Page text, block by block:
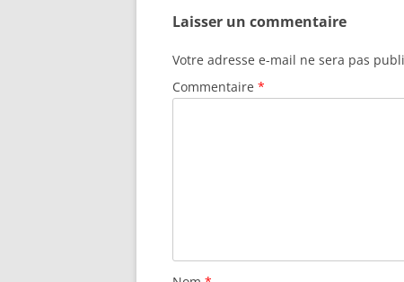
Laisser un commentaire
Votre adresse e-mail ne sera pas
Commentaire *